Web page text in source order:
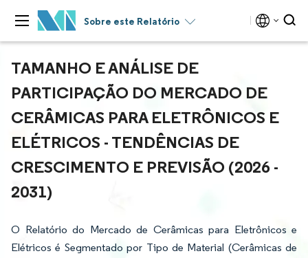
Sobre este Relatório
TAMANHO E ANÁLISE DE
PARTICIPAÇÃO DO MERCADO DE
CERÂMICAS PARA ELETRÔNICOS E
ELÉTRICOS - TENDÊNCIAS DE
CRESCIMENTO E PREVISÃO (2026 -
2031)
O Relatório do Mercado de Cerâmicas para Eletrônicos e
Elétricos é Segmentado por Tipo de Material (Cerâmicas de